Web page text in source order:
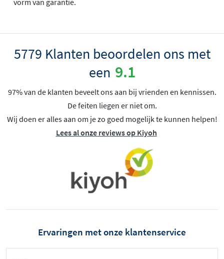
5779 Klanten beoordelen ons met
een 9.1
97% van de klanten beveelt ons aan bij vrienden en kennissen.
De feiten liegen er niet om.
Wij doen er alles aan om je zo goed mogelijk te kunnen helpen!
Lees al onze reviews op Kiyoh
Ervaringen met onze klantenservice